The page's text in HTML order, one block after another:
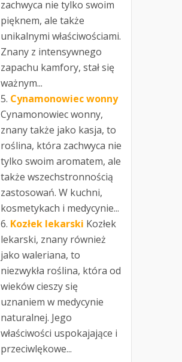
zachwyca nie tylko swoim
pięknem, ale także
unikalnymi właściwościami.
Znany z intensywnego
zapachu kamfory, stał się
ważnym...
Cynamonowiec wonny
Cynamonowiec wonny,
znany także jako kasja, to
roślina, która zachwyca nie
tylko swoim aromatem, ale
także wszechstronnością
zastosowań. W kuchni,
kosmetykach i medycynie...
Kozłek lekarski Kozłek
lekarski, znany również
jako waleriana, to
niezwykła roślina, która od
wieków cieszy się
uznaniem w medycynie
naturalnej. Jego
właściwości uspokajające i
przeciwlękowe...